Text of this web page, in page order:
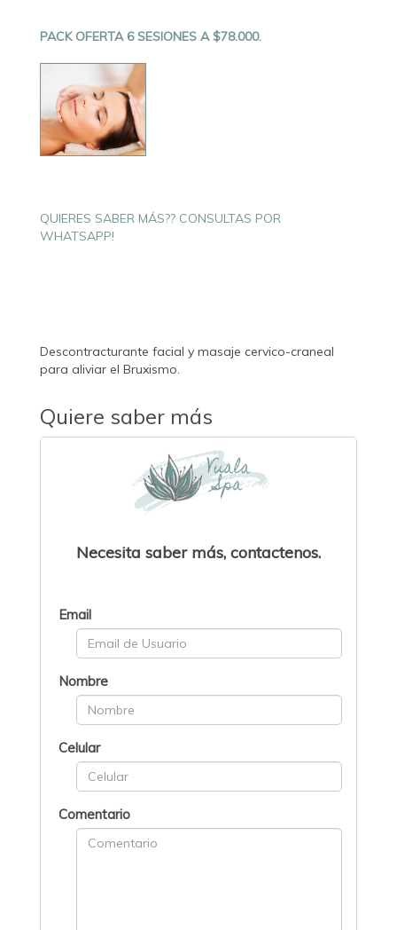
PACK OFERTA 6 SESIONES A $78.000.
QUIERES SABER MÁS?? CONSULTAS POR
WHATSAPP!
Descontracturante facial y masaje cervico-craneal
para aliviar el Bruxismo.
Quiere saber más
Necesita saber más, contactenos.
Email
Nombre
Celular
Comentario